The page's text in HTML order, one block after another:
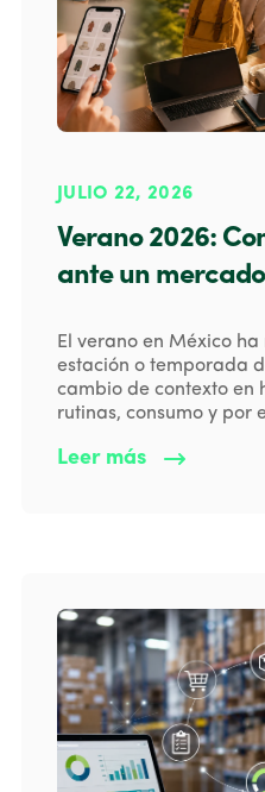
JULIO 22, 2026
Verano 2026:
ante un
El verano en México
estación o temporada
cambio de contexto en
rutinas, consumo y por
Leer más